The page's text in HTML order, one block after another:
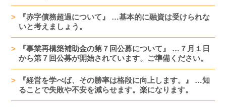
『赤字債務超過について』 …基本的に融資は受けられな
いと考えましょう。
『事業再構築補助金の第７回公募について』 …７月１日
から第７回公募が開始されています。ご準備ください。
『経営を学べば、その勝率は格段に向上します。』 …知
ることで失敗や不安を減らせます。楽になります。